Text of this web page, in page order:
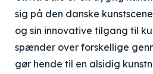
sig på den danske
og sin innovative tilgang til
spænder over forskellige
gør hende til en alsidig